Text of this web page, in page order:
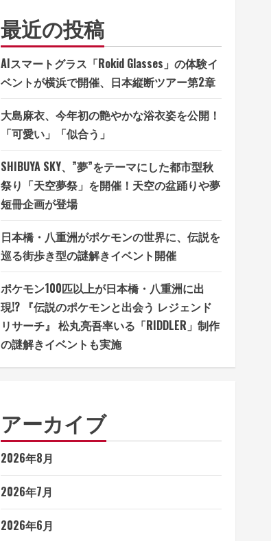
最近の投稿
AIスマートグラス「Rokid Glasses」の体験イ
ベントが横浜で開催、日本縦断ツアー第2章
大島麻衣、今年初の艶やかな浴衣姿を公開！
「可愛い」「似合う」
SHIBUYA SKY、”夢”をテーマにした都市型秋
祭り「天空夢祭」を開催！天空の盆踊りや夢
短冊企画が登場
日本橋・八重洲がポケモンの世界に、伝説を
巡る街歩き型の謎解きイベント開催
ポケモン100匹以上が日本橋・八重洲に出
現!? 『伝説のポケモンと出会う レジェンド
リサーチ』 松丸亮吾率いる「RIDDLER」制作
の謎解きイベントも実施
アーカイブ
2026年8月
2026年7月
2026年6月